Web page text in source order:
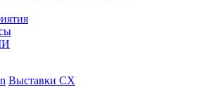
Выставки СХ